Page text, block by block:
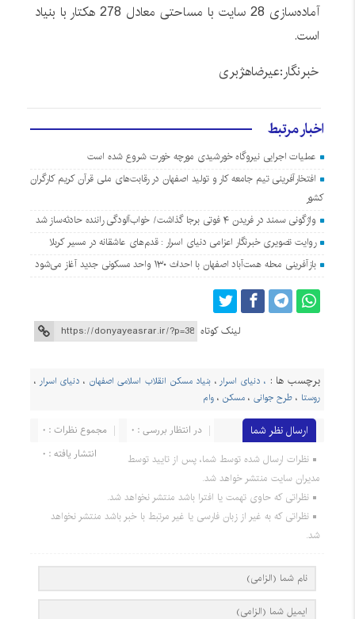
آماده‌سازی 28 سایت با مساحتی معادل 278 هکتار با بنیاد
است.
خبرنگار:عیرضاهژبری
اخبار مرتبط
عملیات اجرایی نیروگاه خورشیدی مورچه خورت شروع شده است
افتخارآفرینی تیم جامعه کار و تولید اصفهان در رقابت‌های ملی قرآن کریم کارگران
کشور
واژگونی سمند در فریدن ۴ فوتی برجا گذاشت/ خواب‌آلودگی راننده حادثه‌ساز شد
روایت تصویری خبرنگار اعزامی دنیای اسرار : قدم‌های عاشقانه در مسیر کربلا
بازآفرینی محله همت‌آباد اصفهان با احداث ۱۳۰ واحد مسکونی جدید آغاز می‌شود
لینک کوتاه
برچسب ها : ، دنیای اسرار، بنیاد مسکن انقلاب اسلامی اصفهان ، دنیای اسرار ،
روستا ،طرح جوانی ،مسکن ،وام
ارسال نظر شما مجموع نظرات : 0
در انتظار بررسی : 0
انتشار یافته : 0
نظرات ارسال شده توسط شما، پس از تایید توسط
مدیران سایت منتشر خواهد شد.
نظراتی که حاوی تهمت یا افترا باشد منتشر نخواهد شد.
نظراتی که به غیر از زبان فارسی یا غیر مرتبط با خبر باشد منتشر نخواهد
شد.